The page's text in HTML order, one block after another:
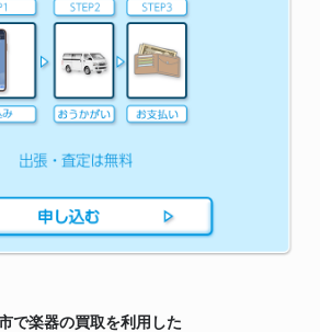
で楽器の買取を利用した